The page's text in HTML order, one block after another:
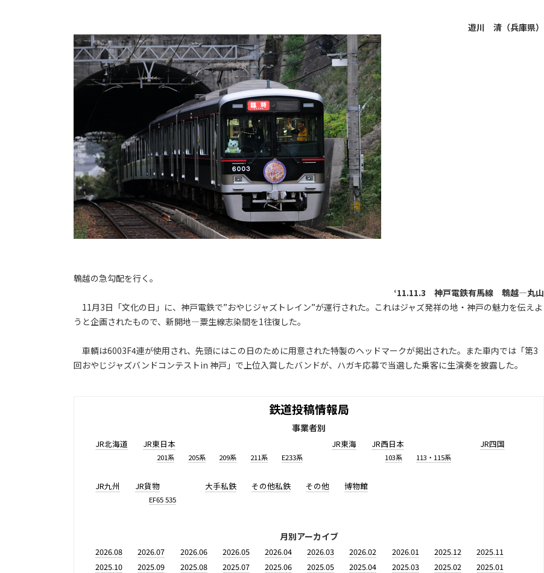
遊川 清（兵庫県）
鵯越の急勾配を行く。
‘11.11.3 神戸電鉄有馬線 鵯越―丸山
11月3日「文化の日」に、神戸電鉄で”おやじジャズトレイン”が運行された。これはジャズ発祥の地・神戸の魅力を伝えよ
うと企画されたもので、新開地―粟生線志染間を1往復した。
車輌は6003F4連が使用され、先頭にはこの日のために用意された特製のヘッドマークが掲出された。また車内では「第3
回おやじジャズバンドコンテストin 神戸」で上位入賞したバンドが、ハガキ応募で当選した乗客に生演奏を披露した。
鉄道投稿情報局
事業者別
JR北海道 JR東日本
201系 205系 209系 211系 E233系
JR東海 JR西日本
103系 113・115系
JR四国
JR九州 JR貨物
EF65 535
大手私鉄 その他私鉄 その他 博物館
月別アーカイブ
2026.08 2026.07 2026.06 2026.05 2026.04 2026.03 2026.02 2026.01 2025.12
2025.11
2025.10
2025.09 2025.08 2025.07 2025.06 2025.05 2025.04 2025.03 2025.02
2025.01